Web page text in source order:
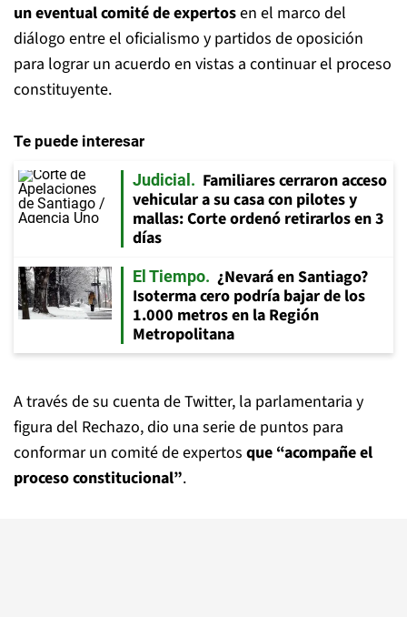
un eventual comité de expertosen el marco del
diálogo entre el oficialismo y partidos de oposición
para lograr un acuerdo en vistas a continuar el proceso
constituyente.
Te puede interesar
Judicial
Familiares cerraron acceso
vehicular a su casa con pilotes y
mallas: Corte ordenó retirarlos en 3
días
El Tiempo
¿Nevará en Santiago?
Isoterma cero podría bajar de los
1.000 metros en la Región
Metropolitana
A través de su cuenta de Twitter, la parlamentaria y
figura del Rechazo, dio una serie de puntos para
conformar un comité de expertos que “acompañe el
proceso constitucional”.